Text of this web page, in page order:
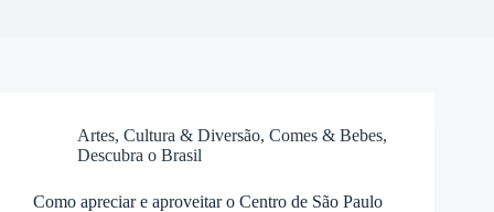
Artes, Cultura & Diversão, Comes & Bebes,
Descubra o Brasil
Como apreciar e aproveitar o Centro de São Paulo